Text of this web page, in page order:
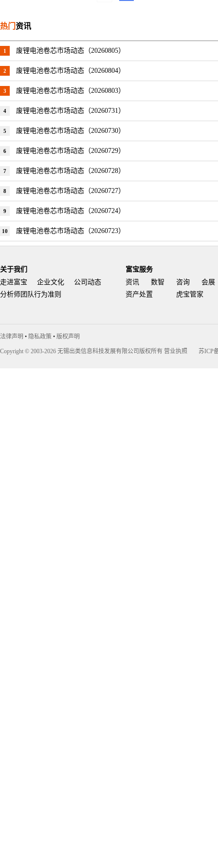
热门 资讯
1 废锂电池卷芯市场动态（20260805）
2 废锂电池卷芯市场动态（20260804）
3 废锂电池卷芯市场动态（20260803）
4 废锂电池卷芯市场动态（20260731）
5 废锂电池卷芯市场动态（20260730）
6 废锂电池卷芯市场动态（20260729）
7 废锂电池卷芯市场动态（20260728）
8 废锂电池卷芯市场动态（20260727）
9 废锂电池卷芯市场动态（20260724）
10 废锂电池卷芯市场动态（20260723）
关于我们
走进富宝
企业文化
公司动态
分析师团队行为准则
富宝服务
资讯
数智 咨询
会展
资产处置
虎宝管家
法律声明 • 隐私政策 • 版权声明
Copyright © 2003-2026 无锡出类信息科技发展有限公司版权所有 营业执照 苏ICP